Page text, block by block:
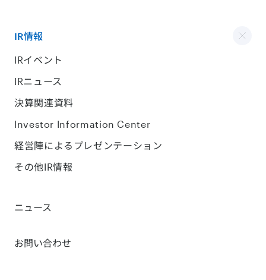
IR情報
IRイベント
IRニュース
決算関連資料
Investor Information Center
経営陣によるプレゼンテーション
その他IR情報
ニュース
お問い合わせ